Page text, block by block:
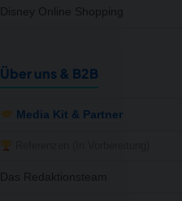
Disney Online Shopping
Über uns & B2B
Media Kit & Partner
Das Redaktionsteam